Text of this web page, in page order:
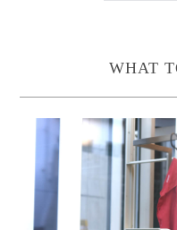
WHAT